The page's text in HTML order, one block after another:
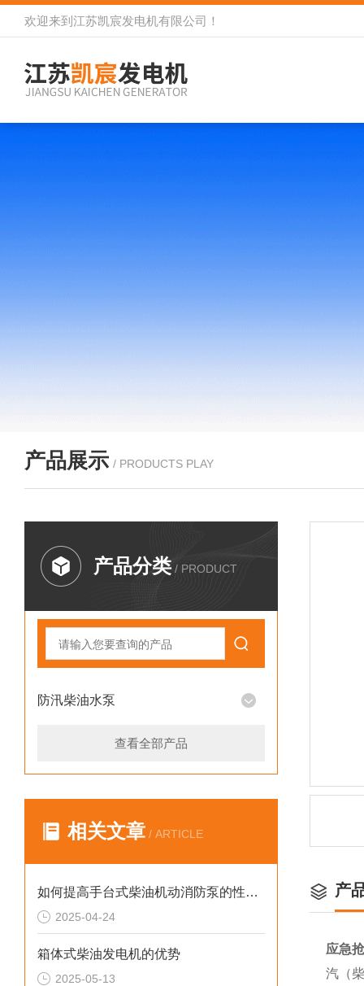
欢迎来到 江苏凯宸发电机有限公司 ！
产品展示 / PRODUCTS PLAY
产品分类 / PRODUCT
防汛柴油水泵
查看全部产品
相关文章 / ARTICLE
如何提高手台式柴油机动消防泵的性能？
2025-04-24
箱体式柴油发电机的优势
2025-05-13
产
应急
汽（